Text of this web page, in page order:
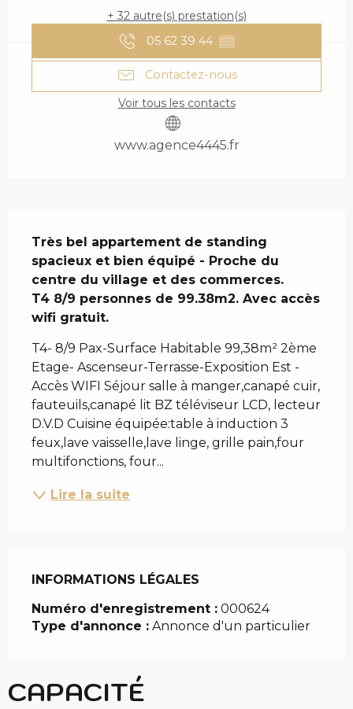
+ 32 autre(s) prestation(s)
05 62 39 44 ▒▒
Contactez-nous
Voir tous les contacts
www.agence4445.fr
Très bel appartement de standing
spacieux et bien équipé - Proche du
centre du village et des commerces.
T4 8/9 personnes de 99.38m2. Avec accès
wifi gratuit.
T4- 8/9 Pax-Surface Habitable 99,38m² 2ème
Etage- Ascenseur-Terrasse-Exposition Est -
Accès WIFI Séjour salle à manger,canapé cuir,
fauteuils,canapé lit BZ téléviseur LCD, lecteur
D.V.D Cuisine équipée:table à induction 3
feux,lave vaisselle,lave linge, grille pain,four
multifonctions, four...
Lire la suite
INFORMATIONS LÉGALES
INFORMATIONS LÉGALES
Numéro d'enregistrement : 000624
Type d'annonce : Annonce d'un particulier
CAPACITÉ